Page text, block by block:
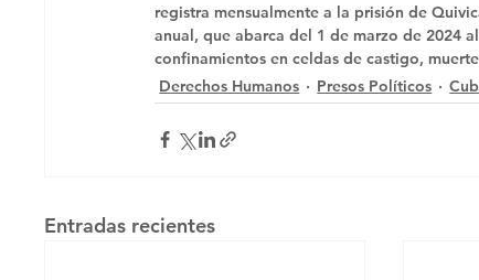
registra mensualmente a la prisión de
anual, que abarca del 1 de marzo de 2024
confinamientos en celdas de castigo,
Derechos Humanos
Presos Políticos
Entradas recientes